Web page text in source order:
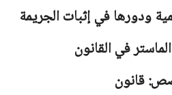
ودورها في إثبات الجريمة
في القانون
قانون